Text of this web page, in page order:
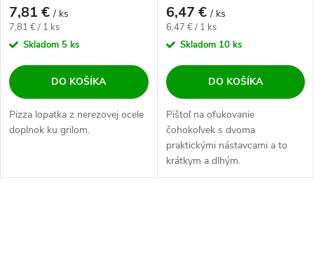
7,81 €/ ks
Jednotková cena:
7,81 € / 1 ks
Skladom 5 ks
DO KOŠÍKA
Pizza lopatka z nerezovej ocele
doplnok ku grilom.
6,47 €/ ks
Jednotková cena:
6,47 € / 1 ks
Skladom 10 ks
DO KOŠÍKA
Pištoľ na ofukovanie
čohokoľvek s dvoma
praktickými nástavcami a to
krátkym a dlhým.